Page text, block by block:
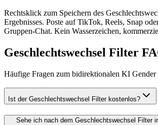
Rechtsklick zum Speichern des
Ergebnisses. Poste auf TikTok, Reels, Snap
Gruppen-Chat. Kein Wasserzeichen,
Geschlechtswechsel Filter
Häufige Fragen zum bidirektionalen KI Gender
Ist der Geschlechtswechsel Filter kostenlos?
Sehe ich nach dem Geschlechtswechsel Filter